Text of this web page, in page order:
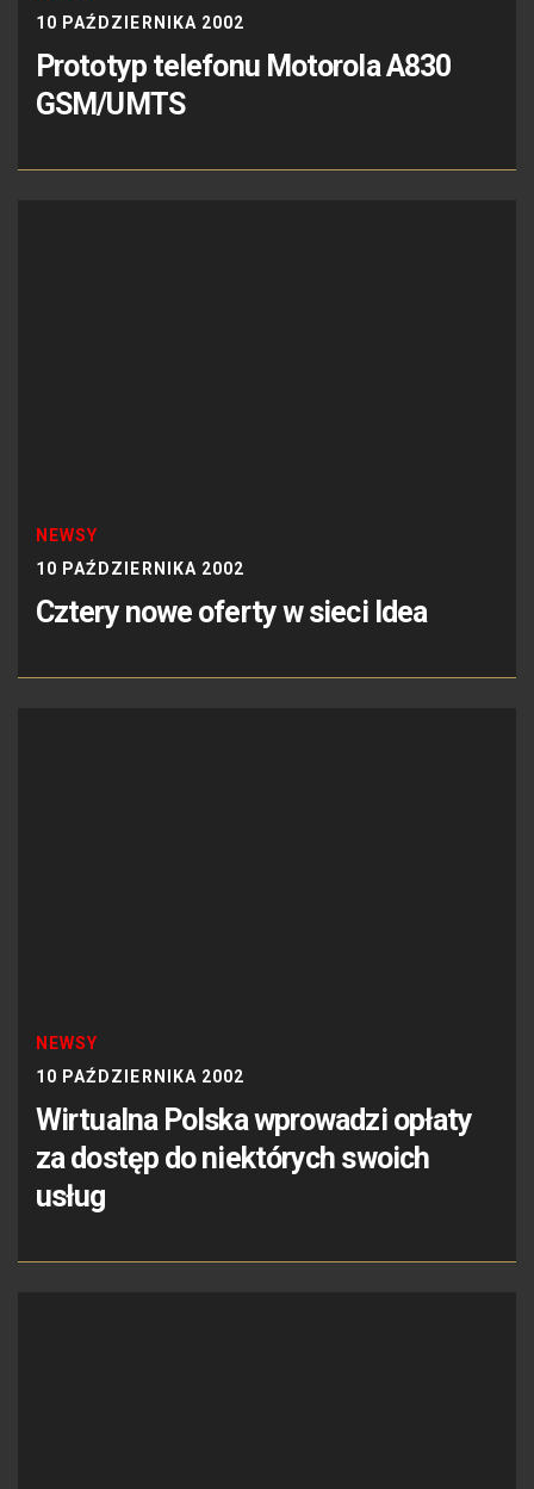
10 PAŹDZIERNIKA 2002
Prototyp telefonu Motorola A830
GSM/UMTS
NEWSY
10 PAŹDZIERNIKA 2002
Cztery nowe oferty w sieci Idea
NEWSY
10 PAŹDZIERNIKA 2002
Wirtualna Polska wprowadzi opłaty
za dostęp do niektórych swoich
usług